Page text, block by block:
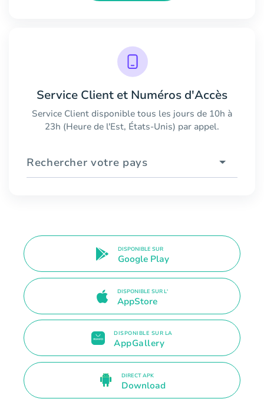
Service Client et Numéros d'Accès
Service Client disponible tous les jours de 10h à
23h (Heure de l'Est, États-Unis) par appel.
Rechercher votre pays
DISPONIBLE SUR
Google Play
DISPONIBLE SUR L'
AppStore
DISPONIBLE SUR LA
AppGallery
DIRECT APK
Download